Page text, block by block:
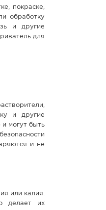
покраске,
обработку
и другие
для
и другие
и могут быть
и не
или калия.
делает их